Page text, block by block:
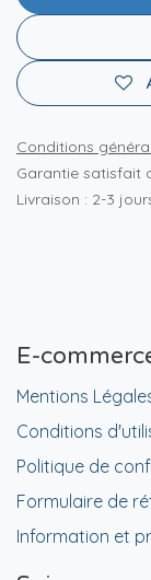
Conditions
Garantie satisfait
Livraison : 2-3
E-
Mentions
Conditions
Politique de
Formulaire de
Information et